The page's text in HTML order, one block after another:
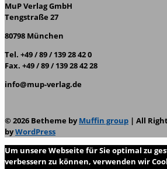
MuP Verlag GmbH
Tengstraße 27
80798 München
Tel. +49 / 89 / 139 28 42 0
Fax. +49 / 89 / 139 28 42 28
info@mup-verlag.de
© 2026 Betheme byMuffin group | All
byWordPress
Um unsere Webseite für Sie optimal zu
verbessern zu können, verwenden wir